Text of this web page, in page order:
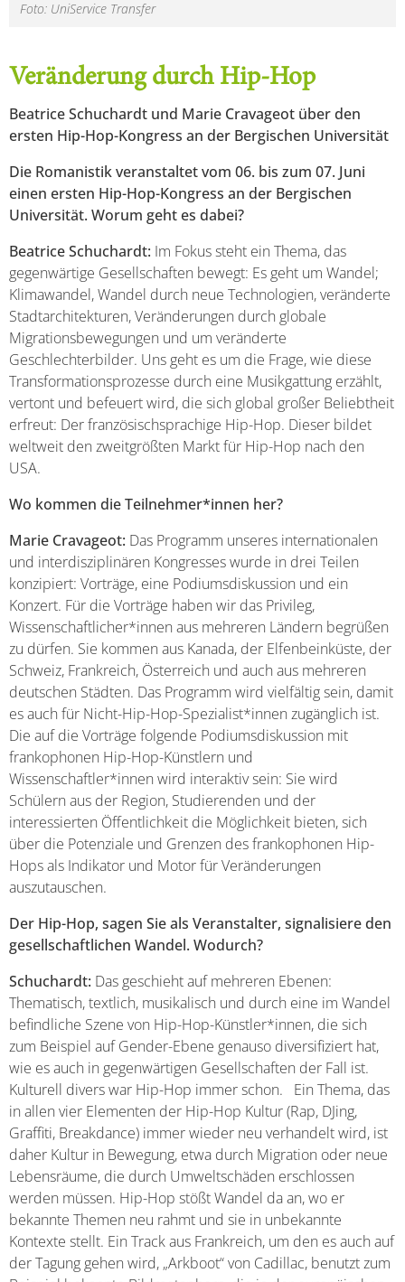
Foto: UniService Transfer
Veränderung durch Hip-Hop
Beatrice Schuchardt und Marie Cravageot über den
ersten Hip-Hop-Kongress an der Bergischen Universität
Die Romanistik veranstaltet vom 06. bis zum 07. Juni
einen ersten Hip-Hop-Kongress an der Bergischen
Universität. Worum geht es dabei?
Beatrice Schuchardt: Im Fokus steht ein Thema, das
gegenwärtige Gesellschaften bewegt: Es geht um Wandel;
Klimawandel, Wandel durch neue Technologien, veränderte
Stadtarchitekturen, Veränderungen durch globale
Migrationsbewegungen und um veränderte
Geschlechterbilder. Uns geht es um die Frage, wie diese
Transformationsprozesse durch eine Musikgattung erzählt,
vertont und befeuert wird, die sich global großer Beliebtheit
erfreut: Der französischsprachige Hip-Hop. Dieser bildet
weltweit den zweitgrößten Markt für Hip-Hop nach den
USA.
Wo kommen die Teilnehmer*innen her?
Marie Cravageot: Das Programm unseres internationalen
und interdisziplinären Kongresses wurde in drei Teilen
konzipiert: Vorträge, eine Podiumsdiskussion und ein
Konzert. Für die Vorträge haben wir das Privileg,
Wissenschaftlicher*innen aus mehreren Ländern begrüßen
zu dürfen. Sie kommen aus Kanada, der Elfenbeinküste, der
Schweiz, Frankreich, Österreich und auch aus mehreren
deutschen Städten. Das Programm wird vielfältig sein, damit
es auch für Nicht-Hip-Hop-Spezialist*innen zugänglich ist.
Die auf die Vorträge folgende Podiumsdiskussion mit
frankophonen Hip-Hop-Künstlern und
Wissenschaftler*innen wird interaktiv sein: Sie wird
Schülern aus der Region, Studierenden und der
interessierten Öffentlichkeit die Möglichkeit bieten, sich
über die Potenziale und Grenzen des frankophonen Hip-
Hops als Indikator und Motor für Veränderungen
auszutauschen.
Der Hip-Hop, sagen Sie als Veranstalter, signalisiere den
gesellschaftlichen Wandel. Wodurch?
Schuchardt: Das geschieht auf mehreren Ebenen:
Thematisch, textlich, musikalisch und durch eine im Wandel
befindliche Szene von Hip-Hop-Künstler*innen, die sich
zum Beispiel auf Gender-Ebene genauso diversifiziert hat,
wie es auch in gegenwärtigen Gesellschaften der Fall ist.
Kulturell divers war Hip-Hop immer schon. Ein Thema, das
in allen vier Elementen der Hip-Hop Kultur (Rap, DJing,
Graffiti, Breakdance) immer wieder neu verhandelt wird, ist
daher Kultur in Bewegung, etwa durch Migration oder neue
Lebensräume, die durch Umweltschäden erschlossen
werden müssen. Hip-Hop stößt Wandel da an, wo er
bekannte Themen neu rahmt und sie in unbekannte
Kontexte stellt. Ein Track aus Frankreich, um den es auch auf
der Tagung gehen wird, „Arkboot“ von Cadillac, benutzt zum